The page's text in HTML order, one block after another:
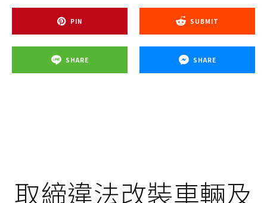
PIN SUBMIT
SHARE SHARE
取締違法改裝車輛及